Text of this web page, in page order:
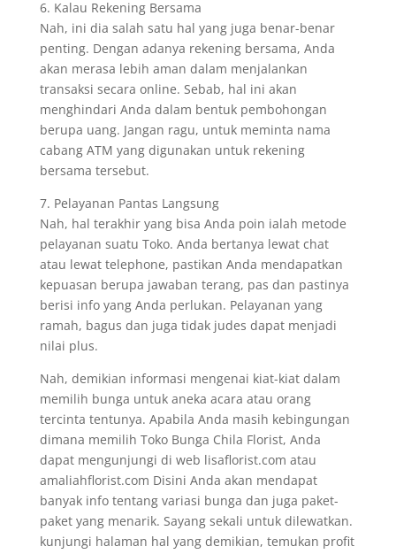
6. Kalau Rekening Bersama
Nah, ini dia salah satu hal yang juga benar-benar
penting. Dengan adanya rekening bersama, Anda
akan merasa lebih aman dalam menjalankan
transaksi secara online. Sebab, hal ini akan
menghindari Anda dalam bentuk pembohongan
berupa uang. Jangan ragu, untuk meminta nama
cabang ATM yang digunakan untuk rekening
bersama tersebut.
7. Pelayanan Pantas Langsung
Nah, hal terakhir yang bisa Anda poin ialah metode
pelayanan suatu Toko. Anda bertanya lewat chat
atau lewat telephone, pastikan Anda mendapatkan
kepuasan berupa jawaban terang, pas dan pastinya
berisi info yang Anda perlukan. Pelayanan yang
ramah, bagus dan juga tidak judes dapat menjadi
nilai plus.
Nah, demikian informasi mengenai kiat-kiat dalam
memilih bunga untuk aneka acara atau orang
tercinta tentunya. Apabila Anda masih kebingungan
dimana memilih Toko Bunga Chila Florist, Anda
dapat mengunjungi di web lisaflorist.com atau
amaliahflorist.com Disini Anda akan mendapat
banyak info tentang variasi bunga dan juga paket-
paket yang menarik. Sayang sekali untuk dilewatkan.
kunjungi halaman hal yang demikian, temukan profit